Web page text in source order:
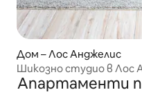
Дом – Лос Анджелис
Шикозно студио в Лос
Вътрешен двор •
Апартаменти